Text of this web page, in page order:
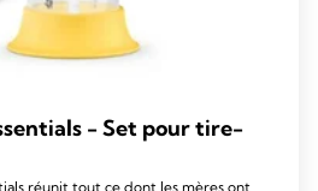
- Set pour tire-
réunit tout ce dont les mères ont